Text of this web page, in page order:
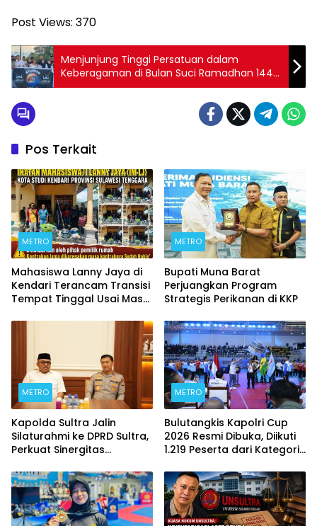
Post Views: 370
Menjunjung Tinggi Persatuan dalam
Keberagaman di Bulan Suci Ramadhan 1446
H, AMBA-SULTRA Menolak Penyebaran
Ideologi & falsafah yang Bertentangan
dengan Pancasila & UUD 1945
Pos Terkait
METRO
Mahasiswa Lanny Jaya di
Kendari Terancam Transisi
Tempat Tinggal Usai Masa
METRO
Bupati Muna Barat
Perjuangkan Program
Strategis Perikanan di KKP
METRO
Kapolda Sultra Jalin
Silaturahmi ke DPRD Sultra,
Perkuat Sinergitas
Kemajuan Daerah
METRO
Bulutangkis Kapolri Cup
2026 Resmi Dibuka, Diikuti
1.219 Peserta dari Kategori